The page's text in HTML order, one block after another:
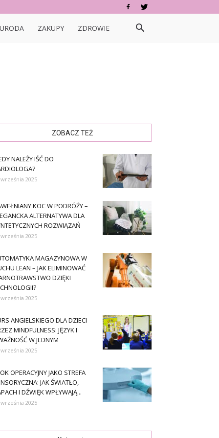
URODA ZAKUPY ZDROWIE
ZOBACZ TEŻ
NALEŻY IŚĆ DO
2025
KOC W PODRÓŻY –
ALTERNATYWA DLA
ROZWIĄZAŃ
2025
MAGAZYNOWA W
LEAN – JAK ELIMINOWAĆ
DZIĘKI
2025
ANGIELSKIEGO DLA DZIECI
MINDFULNESS: JĘZYK I
W JEDNYM
2025
OPERACYJNY JAKO STREFA
JAK ŚWIATŁO,
I DŹWIĘK WPŁYWAJĄ...
2025